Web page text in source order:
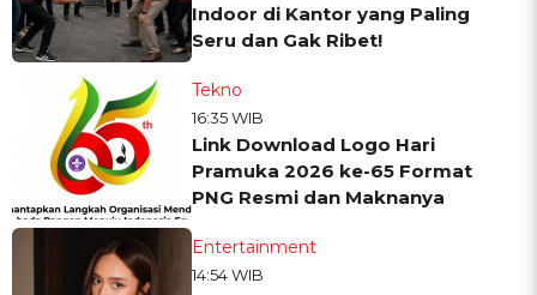
Indoor di Kantor yang Paling
Seru dan Gak Ribet!
Tekno
16:35 WIB
Link Download Logo Hari
Pramuka 2026 ke-65 Format
PNG Resmi dan Maknanya
Entertainment
14:54 WIB